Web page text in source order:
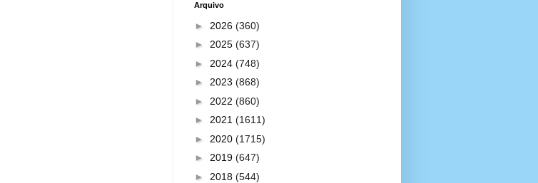
Arquivo
► 2026 (360)
► 2025 (637)
► 2024 (748)
► 2023 (868)
► 2022 (860)
► 2021 (1611)
► 2020 (1715)
► 2019 (647)
► 2018 (544)